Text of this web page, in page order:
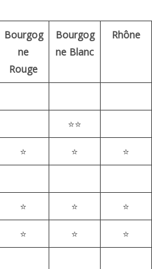
Bourgog
ne
Rouge
Bourgog
ne Blanc
Rhône
⭐⭐
⭐ ⭐ ⭐
⭐ ⭐ ⭐
⭐ ⭐ ⭐